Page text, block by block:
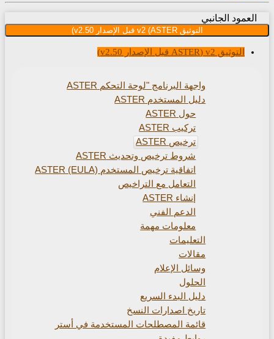
الجانبي
التوثيق v2 (ASTER قبل الإصدار v2.50)
التوثيق v2 (ASTER قبل الإصدار v2.50)
واجهة البرنامج "لوحة التحكم ASTER
دليل المستخدم ASTER
تركيب ASTER
ترخيص ASTER
شروط ترخيص وتحديث ASTER
اتفاقية ترخيص المستخدم ASTER (EULA)
التعامل مع التراخيص
الدعم الفني
معلومات مهمة
التعليمات
مقالات
وسائل الإعلام
الحلول
دليل البدء السريع
تاريخ اصدارات النسخ
قائمة المصطلحات المستخدمة في أستر